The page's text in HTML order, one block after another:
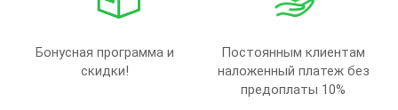
Бонусная программа и
скидки!
Постоянным клиентам
наложенный платеж без
предоплаты 10%